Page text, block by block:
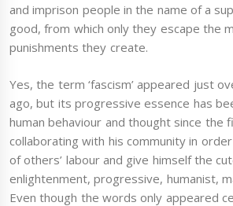
and imprison people in the name of a
good, from which only they escape the
punishments they create.
Yes, the term ‘fascism’ appeared just
ago, but its progressive essence has
human behaviour and thought since the
collaborating with his community in
of others’ labour and give himself the
enlightenment, progressive, humanist,
Even though the words only appeared